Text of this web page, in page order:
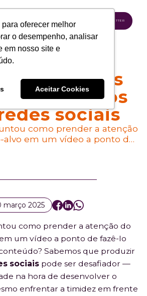
oferecer melhor
o desempenho, analisar
em nosso site e
Aceitar Cookies
INSCREVA-SE NA NEWSLETTER
dos
em vídeos
sociais
como prender a atenção
alvo em um vídeo a ponto de
o roteiro ou até mesmo
técnicas que podem
resultados e facilitar o
ganchos para vídeos (Video
em inglês).
março 2025
como prender a atenção do
um vídeo a ponto de fazê-lo
Sabemos que produzir
sociaispode ser desafiador —
na hora de desenvolver o
enfrentar a timidez em frente